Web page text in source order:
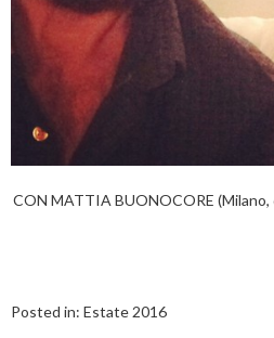
CON MATTIA BUONOCORE (Milano,
Posted in: Estate 2016